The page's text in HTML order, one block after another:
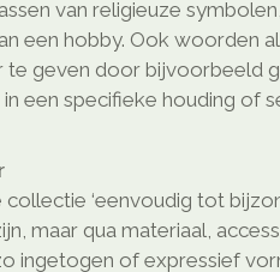
van religieuze
een hobby. Ook woorden
te geven door bijvoorbeeld
een specifieke houding of
collectie ‘eenvoudig tot
maar qua materiaal,
ingetogen of expressief